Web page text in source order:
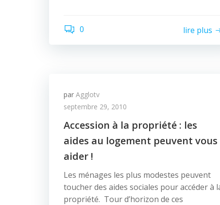
0 lire plus
par Agglotv
septembre 29, 2010
Accession à la propriété : les
aides au logement peuvent vous
aider !
Les ménages les plus modestes peuvent
toucher des aides sociales pour accéder à
propriété. Tour d’horizon de ces